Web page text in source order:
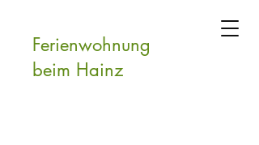
Ferienwohnung
beim Hainz